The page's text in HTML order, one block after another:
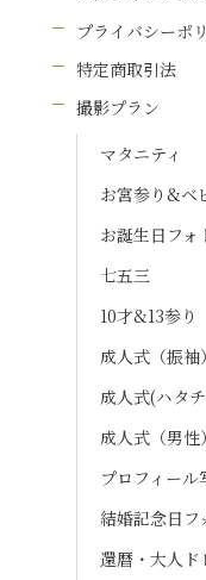
プライバシーポ
特定商取引法
撮影プラン
マタニティ
お宮参り&ベ
お誕生日フォ
七五三
10才&13参り
成人式（振
成人式(ハタ
成人式（男性）
プロフィール
結婚記念日フ
還暦・大人ド